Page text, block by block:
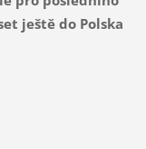
ještě do Polska